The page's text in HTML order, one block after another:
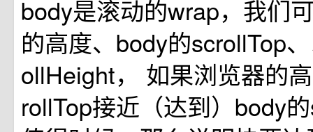
body是滚动的wrap，我们
的高度、body的scrollTop
ollHeight， 如果浏览器的
rollTop接近（达到）body